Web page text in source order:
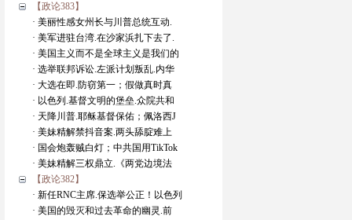
【政论383】
· 美丽性感女州长与川普总统互动.
· 美军进驻台湾.在沙家浜扎下去了.
· 美国主义而不是全球主义是我们的
· 选举联邦诉讼.左派计划叛乱.内华
· 大选在即.防窃第一；假做真时真
· 以色列.基督文明的堡垒.众院共和
· 天降川普.耶稣基督保佑；佩洛西J
· 美妹精解禁抖音案.两头舔腚难上
· 国会炮轰贼白灯；中共国用TikTok
· 美妹精解三权鼎立.《两党边境法
【政论382】
· 新任RNC主席.保选举公正！以色列
· 美国的毁灭和过去革命的幽灵.前